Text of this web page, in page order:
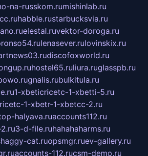
na-russkom.rumishinlab.ru
habble.rustarbucksvia.ru
elestal.ruvektor-doroga.ru
lenasever.rulovinskix.ru
discofoxworld.ru
hostel65.ruliura.ruglasspb.ru
gnalis.rubulkitula.ru
1-xbeticricetc-1-xbetti-5.ru
1-xbetr-1-xbetcc-2.ru
halyava.ruaccounts112.ru
3-d-file.ruhahahaharms.ru
cat.ruopsmgr.ruev-gallery.ru
accounts-112.rucsm-demo.ru